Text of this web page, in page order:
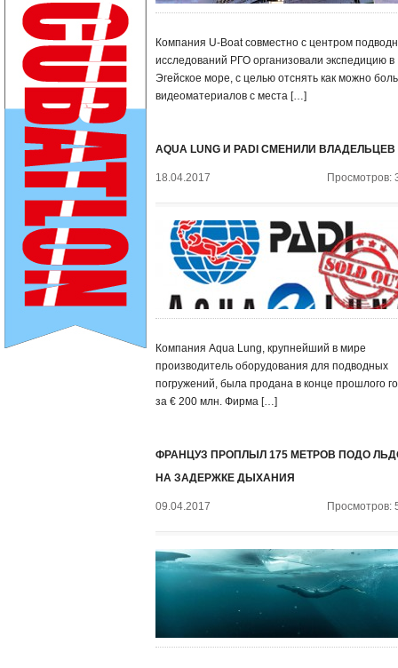
Компания U-Boat совместно с центром
исследований РГО организовали экспедицию в
Эгейское море, с целью отснять как можно
видеоматериалов с места […]
AQUA LUNG И PADI СМЕНИЛИ ВЛАДЕЛЬЦЕВ
18.04.2017 Просмотров:
Компания Aqua Lung, крупнейший в мире
производитель оборудования для подводных
погружений, была продана в конце прошлого
за € 200 млн. Фирма […]
ФРАНЦУЗ ПРОПЛЫЛ 175 МЕТРОВ ПОДО
НА ЗАДЕРЖКЕ ДЫХАНИЯ
09.04.2017 Просмотров: